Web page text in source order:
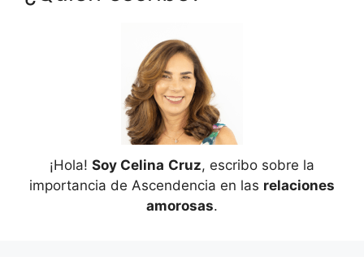
¡Hola! Soy Celina Cruz, escribo sobre la
importancia de Ascendencia en las relaciones
amorosas.